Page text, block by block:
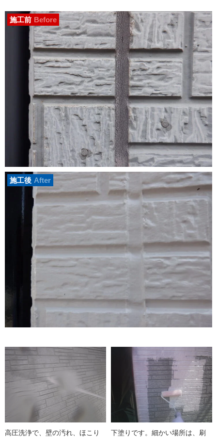
施工前 Before
施工後 After
高圧洗浄で、壁の汚れ、ほこり 下塗りです。細かい場所は、刷